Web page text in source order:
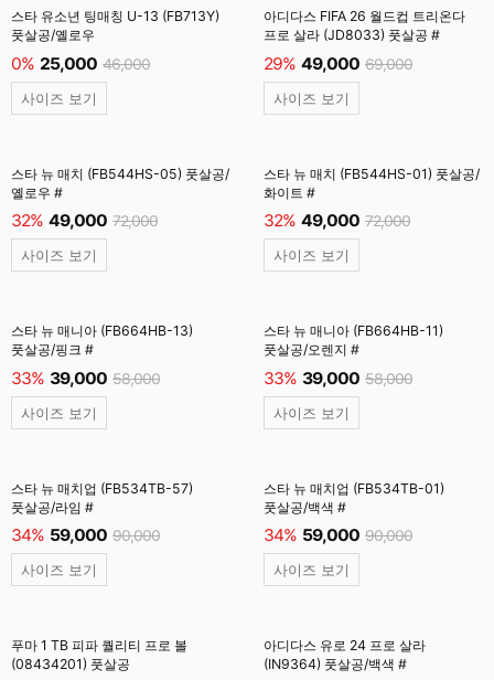
스타 유소년 팅매칭 U-13 (FB713Y)
풋살공/옐로우
0% 25,000 46,000
사이즈 보기
아디다스 FIFA 26 월드컵 트리온다
프로 살라 (JD8033) 풋살공 #
29% 49,000 69,000
사이즈 보기
스타 뉴 매치 (FB544HS-05) 풋살공/
옐로우 #
32% 49,000 72,000
사이즈 보기
스타 뉴 매치 (FB544HS-01) 풋살공/
화이트 #
32% 49,000 72,000
사이즈 보기
스타 뉴 매니아 (FB664HB-13)
풋살공/핑크 #
33% 39,000 58,000
사이즈 보기
스타 뉴 매니아 (FB664HB-11)
풋살공/오렌지 #
33% 39,000 58,000
사이즈 보기
스타 뉴 매치업 (FB534TB-57)
풋살공/라임 #
34% 59,000 90,000
사이즈 보기
스타 뉴 매치업 (FB534TB-01)
풋살공/백색 #
34% 59,000 90,000
사이즈 보기
푸마 1 TB 피파 퀄리티 프로 볼
(08434201) 풋살공
아디다스 유로 24 프로 살라
(IN9364) 풋살공/백색 #